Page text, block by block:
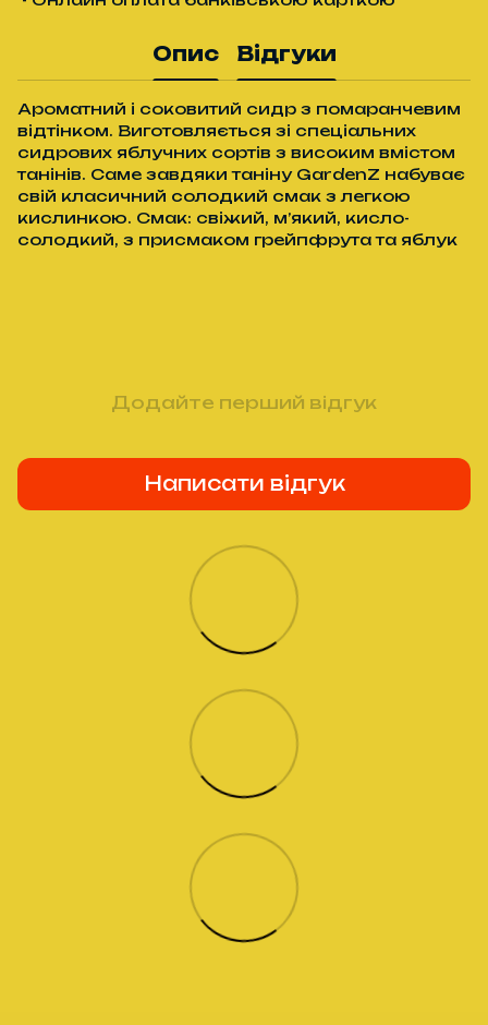
Опис Відгуки
Ароматний і соковитий сидр з помаранчевим
відтінком. Виготовляється зі спеціальних
сидрових яблучних сортів з високим вмістом
танінів. Саме завдяки таніну GardenZ набуває
свій класичний солодкий смак з легкою
кислинкою. Смак: свіжий, м’який, кисло-
солодкий, з присмаком грейпфрута та яблук
Додайте перший відгук
Написати відгук